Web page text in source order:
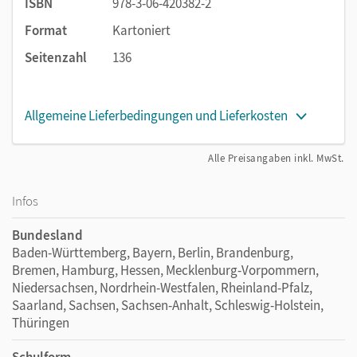
Format
Kartoniert
Seitenzahl
136
Allgemeine Lieferbedingungen und Lieferkosten
Alle Preisangaben inkl. MwSt.
Infos
Bundesland
Baden-Württemberg, Bayern, Berlin, Brandenburg,
Bremen, Hamburg, Hessen, Mecklenburg-Vorpommern,
Niedersachsen, Nordrhein-Westfalen, Rheinland-Pfalz,
Saarland, Sachsen, Sachsen-Anhalt, Schleswig-Holstein,
Thüringen